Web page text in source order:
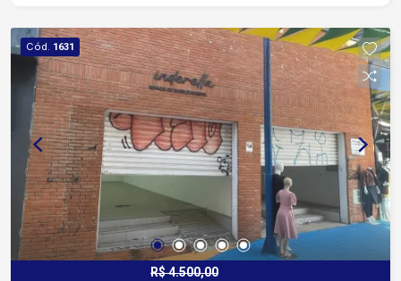
urbana e conveniência. Entre em contato e
agende já sua visita!
Cód. 1631
R$ 4.500,00